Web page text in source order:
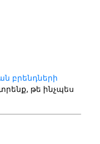
թե ինչպես